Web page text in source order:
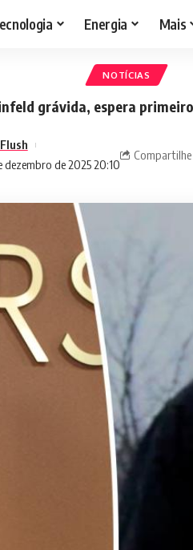
Energia Mais
NOTÍCIAS
grávida, espera
dezembro de 2025 20:10
Compartilhe